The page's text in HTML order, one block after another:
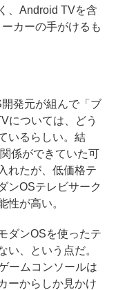
、Android TVを含
カーの手がけるも
発元が組んで「ブ
については、どう
いるらしい。結
係ができていた可
れたが、低価格テ
ンOSテレビサーク
性が高い。
ダンOSを使ったテ
い、という点だ。
ームコンソールは
ーからしか見かけ